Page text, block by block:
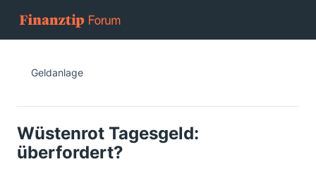
Geldanlage
Wüstenrot Tagesgeld:
überfordert?